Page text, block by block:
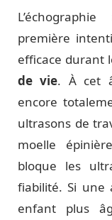
première
efficace durant
de vie. À cet
encore
ultrasons de
moelle
bloque les
fiabilité. Si une
enfant plus